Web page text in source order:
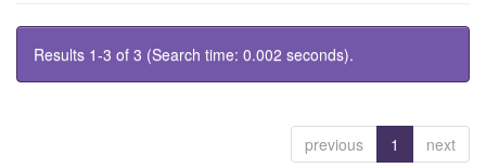
Results 1-3 of 3 (Search time: 0.002 seconds).
previous 1 next